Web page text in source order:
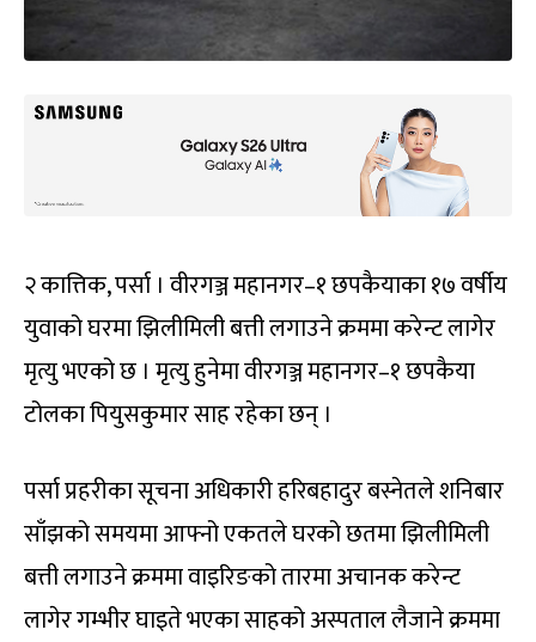
२ कात्तिक, पर्सा । वीरगञ्ज महानगर–१ छपकैयाका १७ वर्षीय
युवाको घरमा झिलीमिली बत्ती लगाउने क्रममा करेन्ट लागेर
मृत्यु भएको छ । मृत्यु हुनेमा वीरगञ्ज महानगर–१ छपकैया
टोलका पियुसकुमार साह रहेका छन् ।
पर्सा प्रहरीका सूचना अधिकारी हरिबहादुर बस्नेतले शनिबार
साँझको समयमा आफ्नो एकतले घरको छतमा झिलीमिली
बत्ती लगाउने क्रममा वाइरिङको तारमा अचानक करेन्ट
लागेर गम्भीर घाइते भएका साहको अस्पताल लैजाने क्रममा